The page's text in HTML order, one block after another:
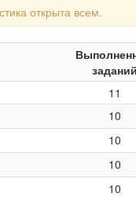
открыта всем.
заданий
11
10
10
10
10